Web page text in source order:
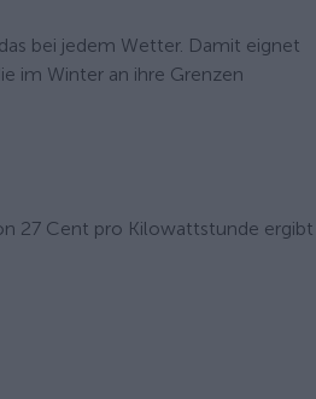
bei jedem Wetter. Damit eignet
im Winter an ihre Grenzen
27 Cent pro Kilowattstunde ergibt